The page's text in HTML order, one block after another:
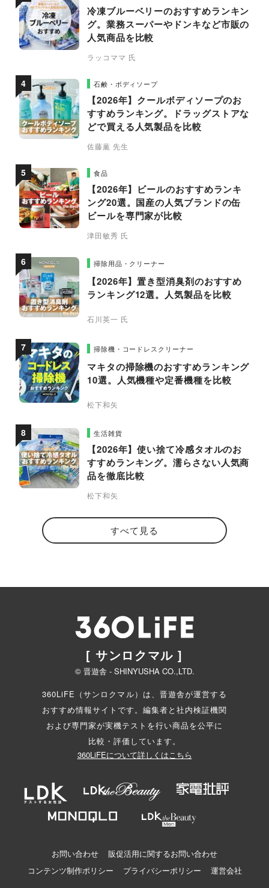
冷凍ブルーベリーのおすすめランキン
グ。業務スーパーやドンキなど市販の
人気商品を比較
ラッコママ 氏
石鹸・ボディソープ
【2026年】クールボディソープのお
すすめランキング。ドラッグストアな
どで買える人気製品を比較
佐藤薫 先生
食品
【2026年】ビールのおすすめランキ
ング20選。国産の人気ブランドの缶
ビールを専門家が比較
津田敏秀 氏
掃除用品・クリーナー
【2026年】置き型消臭剤のおすすめ
ランキング12選。人気製品を比較
石川英一 氏
掃除機・コードレスクリーナー
マキタの掃除機のおすすめランキング
10選。人気機種や定番機種を比較
松下和矢
生活雑貨
【2026年】使い捨て冷感タオルのお
すすめランキング。濡らさない人気商
品を徹底比較
松下和矢
すべて見る
[ サンロクマル ]
© 晋遊舎 - SHINYUSHA CO.,LTD.
360LiFE（サンロクマル）は、晋遊舎が運営する
おすすめ情報サイトです。編集者と社内検証機関
および専門家が実機テストを行い商品を公平に
比較・評価しています。
360LiFEについて詳しくはこちら
お問い合わせ
販促活用に関するお問い合わせ
コンテンツ制作ポリシー
プライバシーポリシー 運営会社